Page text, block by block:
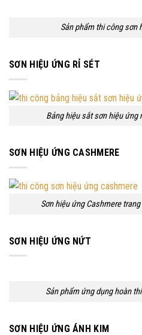
Sản phẩm thi công sơn
SƠN HIỆU ỨNG RỈ SÉT
Bảng hiệu sắt sơn hiệu ứng
SƠN HIỆU ỨNG CASHMERE
Sơn hiệu ứng Cashmere
SƠN HIỆU ỨNG NỨT
Sản phẩm ứng dụng hoàn
SƠN HIỆU ỨNG ÁNH KIM